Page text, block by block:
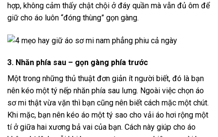
hợp, không cảm thấy chật chội ở đáy quần mà vẫn đủ ôm để
giữ cho áo luôn “đóng thùng” gọn gàng.
3. Nhăn phía sau – gọn gàng phía trước
Một trong những thủ thuật đơn giản ít người biết, đó là bạn
nên kéo một tý nếp nhăn phía sau lưng. Ngoài việc chọn áo
sơ mi thật vừa vặn thì bạn cũng nên biết cách mặc một chút.
Khi mặc, bạn nên kéo áo một tý sao cho vải áo hơi rộng một
tí ở giữa hai xương bả vai của bạn. Cách này giúp cho áo